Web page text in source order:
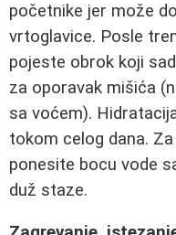
početnike jer može
vrtoglavice. Posle
pojeste obrok koji
za oporavak mišića
sa voćem).
tokom celog dana.
ponesite bocu vode
duž staze.